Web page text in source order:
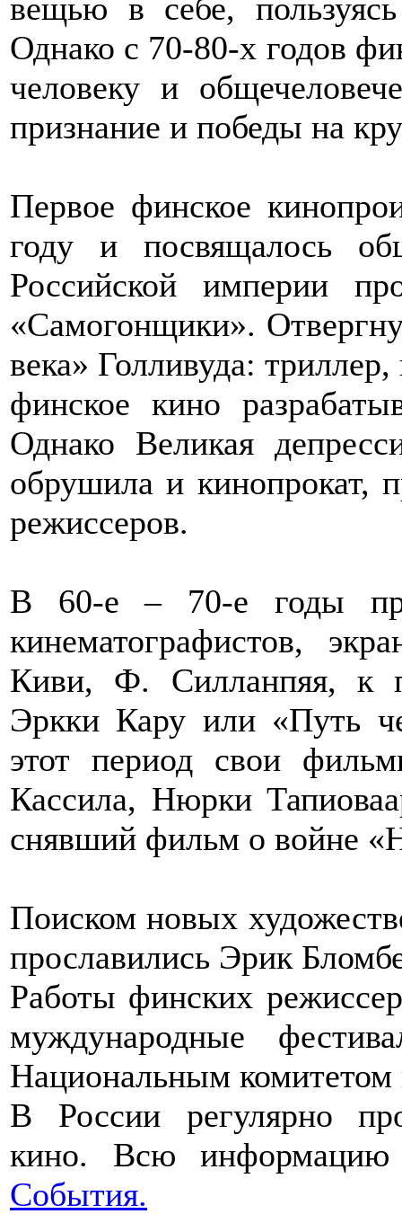
вещью в себе,
Однако с 70-80-х годов
человеку и
признание и победы на
Первое финское
году и посвящалось
Российской империи
«Самогонщики».
века» Голливуда: триллер,
финское кино
Однако Великая
обрушила и кинопрокат,
режиссеров.
В 60-е – 70-е годы
кинематографистов,
Киви, Ф. Силланпяя, к
Эркки Кару или «Путь
этот период свои
Кассила, Нюрки
снявший фильм о войне
Поиском новых
прославились Эрик
Работы финских
муждународные
Национальным комитетом
В России регулярно
кино. Всю
События.